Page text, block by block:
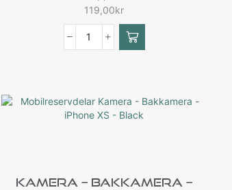
119,00kr
Kamera – Bakkamera –